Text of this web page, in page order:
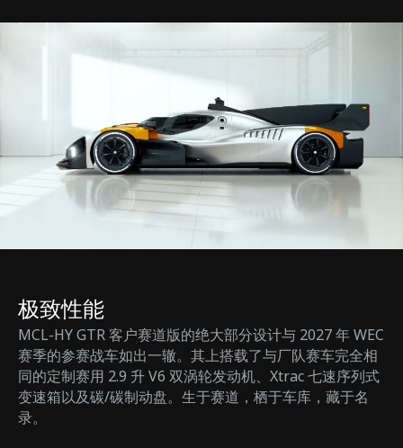
极致性能
MCL-HY GTR 客户赛道版的绝大部分设计与 2027 年 WEC
赛季的参赛战车如出一辙。其上搭载了与厂队赛车完全相
同的定制赛用 2.9 升 V6 双涡轮发动机、Xtrac 七速序列式
变速箱以及碳/碳制动盘。生于赛道，栖于车库，藏于名
录。